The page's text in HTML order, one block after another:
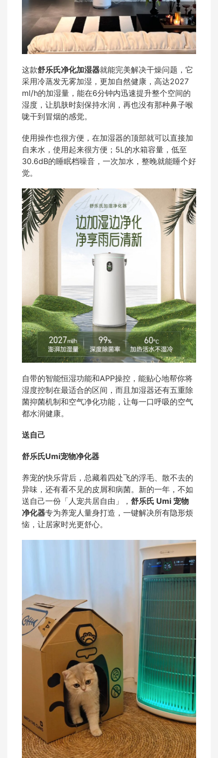
这款舒乐氏净化加湿器就能完美解决干燥问题，它
采用冷蒸发无雾加湿，更加自然健康，高达2027
ml/h的加湿量，能在6分钟内迅速提升整个空间的
湿度，让肌肤时刻保持水润，再也没有那种鼻子喉
咙干到冒烟的感觉。
使用操作也很方便，在加湿器的顶部就可以直接加
自来水，使用起来很方便；5L的水箱容量，低至
30.6dB的睡眠档噪音，一次加水，整晚就能睡个好
觉。
自带的智能恒湿功能和APP操控，能贴心地帮你将
湿度控制在最适合的区间，而且加湿器还有五重除
菌抑菌机制和空气净化功能，让每一口呼吸的空气
都水润健康。
送自己
舒乐氏Umi宠物净化器
养宠的快乐背后，总藏着四处飞的浮毛、散不去的
异味，还有看不见的皮屑和病菌。新的一年，不如
送自己一份「人宠共居自由」， 舒乐氏 Umi 宠物
净化器专为养宠人量身打造，一键解决所有隐形烦
恼，让居家时光更舒心。